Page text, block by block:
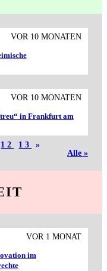
VOR 10 MONATEN
VOR 10 MONATEN
in Frankfurt am
12 13
»
Alle »
VOR 1 MONAT
im